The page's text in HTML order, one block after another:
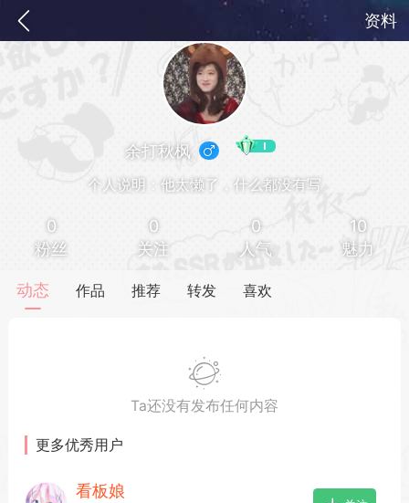
资料
短位靓号彰显与众不同
萌新报道
余打秋枫
个人说明：他太懒了，什么都没有写
0
粉丝
0
关注
0
人气
10
魅力
动态 作品 推荐 转发 喜欢
Ta还没有发布任何内容
更多优秀用户
看板娘